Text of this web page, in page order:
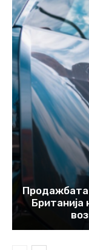
Продажбата
Британија